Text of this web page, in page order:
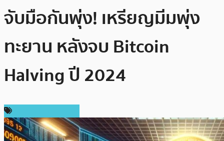
จับมือกันพุ่ง! เหรียญมีมพุ่ง
ทะยาน หลังจบ Bitcoin
Halving ปี 2024